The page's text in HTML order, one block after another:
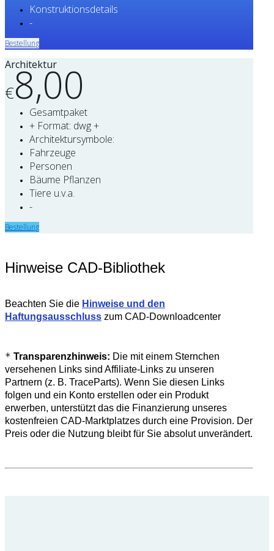
Konstruktionsdetails
-
Bestellung
Architektur
€8,00
Gesamtpaket
+ Format: dwg +
Architektursymbole:
Fahrzeuge
Personen
Bäume Pflanzen
Tiere u.v.a.
-
Bestellung
Hinweise CAD-Bibliothek
Beachten Sie die Hinweise und den
Haftungsausschluss zum CAD-Downloadcenter
* Transparenzhinweis: Die mit einem Sternchen
versehenen Links sind Affiliate-Links zu unseren
Partnern (z. B. TraceParts). Wenn Sie diesen Links
folgen und ein Konto erstellen oder ein Produkt
erwerben, unterstützt das die Finanzierung unseres
kostenfreien CAD-Marktplatzes durch eine Provision. Der
Preis oder die Nutzung bleibt für Sie absolut unverändert.